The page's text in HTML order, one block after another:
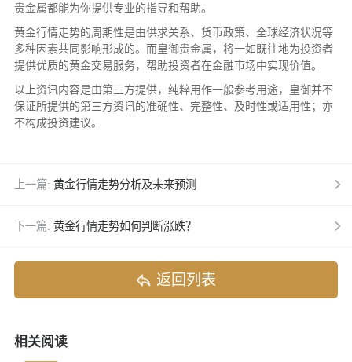
贵金属都能为你提供专业的指导和帮助。
黄金行情走势的周期性是由供求关系、货币政策、全球经济状况等
多种因素共同影响形成的。而皇御贵金属，将一如既往地为投资者
提供优质的黄金交易服务，帮助投资者在金融市场中实现价值。
以上资讯内容是由第三方提供，纯粹用作一般参考用途，皇御并不
保证所提供的第三方资讯的准确性、完整性、及时性或适用性；亦
不构成投资建议。
上一篇: 黄金行情走势分析及未来预测
下一篇: 黄金行情走势如何判断涨跌？
返回列表
相关阅读